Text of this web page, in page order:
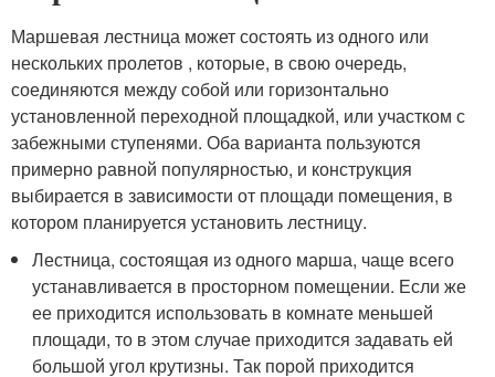
Маршевая лестница может состоять из одного или
нескольких пролетов , которые, в свою очередь,
соединяются между собой или горизонтально
установленной переходной площадкой, или участком с
забежными ступенями. Оба варианта пользуются
примерно равной популярностью, и конструкция
выбирается в зависимости от площади помещения, в
котором планируется установить лестницу.
Лестница, состоящая из одного марша, чаще всего
устанавливается в просторном помещении. Если же
ее приходится использовать в комнате меньшей
площади, то в этом случае приходится задавать ей
большой угол крутизны. Так порой приходится